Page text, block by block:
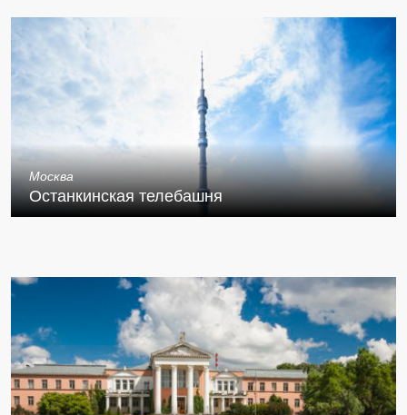
Москва
Останкинская телебашня